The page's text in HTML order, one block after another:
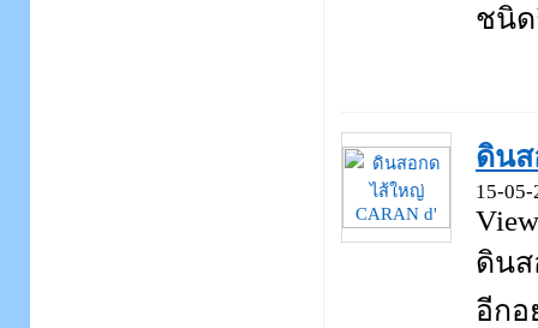
ชนิด
ดินส
15-05-
ดินส
อีกอ